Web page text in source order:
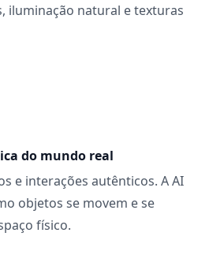
iluminação natural e texturas
do mundo real
e interações autênticos. A AI
objetos se movem e se
físico.